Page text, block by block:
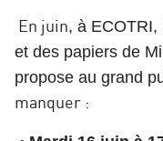
En juin, à ECOTRI,
et des papiers de
propose au grand
manquer :